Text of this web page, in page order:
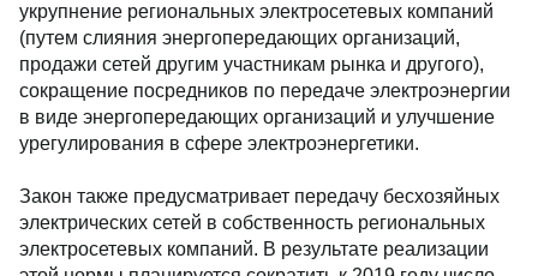
укрупнение региональных электросетевых компаний
(путем слияния энергопередающих организаций,
продажи сетей другим участникам рынка и другого),
сокращение посредников по передаче электроэнергии
в виде энергопередающих организаций и улучшение
урегулирования в сфере электроэнергетики.
Закон также предусматривает передачу бесхозяйных
электрических сетей в собственность региональных
электросетевых компаний. В результате реализации